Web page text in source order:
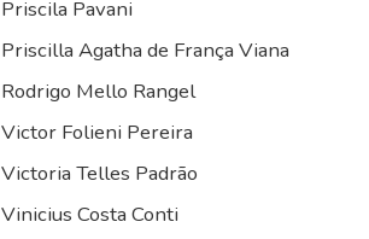
Priscila Pavani
Priscilla Agatha de França Viana
Rodrigo Mello Rangel
Victor Folieni Pereira
Victoria Telles Padrão
Vinicius Costa Conti